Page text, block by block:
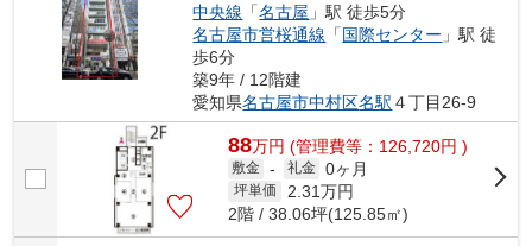
中央線 「名古屋 」駅 徒歩5分
名古屋市営桜通線 「国際センター 」駅 徒
歩6分
築9年 / 12階建
愛知県名古屋市中村区名駅 ４丁目26-9
88万円 (管理費等：126,720円 )
敷金 - 礼金 0ヶ月
坪単価 2.31万円
2階 / 38.06坪(125.85㎡)